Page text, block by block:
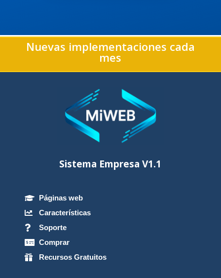
Nuevas implementaciones cada
mes
Sistema Empresa V1.1
 Páginas web
 Características
 Soporte
 Comprar
 Recursos Gratuitos